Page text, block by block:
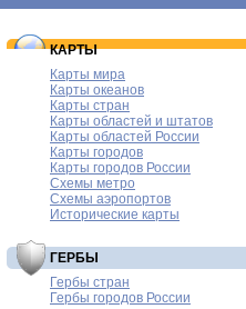
КАРТЫ
Карты мира
Карты океанов
Карты стран
Карты областей и штатов
Карты областей России
Карты городов
Карты городов России
Схемы метро
Схемы аэропортов
Исторические карты
ГЕРБЫ
Гербы стран
Гербы городов России